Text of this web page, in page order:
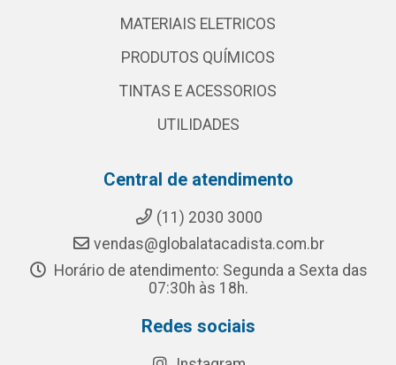
MATERIAIS ELETRICOS
PRODUTOS QUÍMICOS
TINTAS E ACESSORIOS
UTILIDADES
Central de atendimento
(11) 2030 3000
vendas@globalatacadista.com.br
Horário de atendimento: Segunda a Sexta das
07:30h às 18h.
Redes sociais